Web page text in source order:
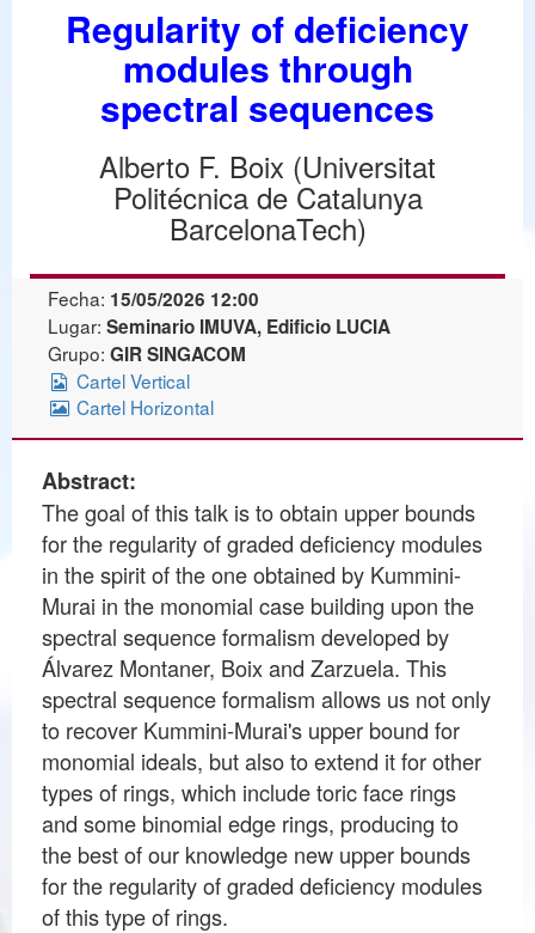
Regularity of deficiency
modules through
spectral sequences
Alberto F. Boix (Universitat
Politécnica de Catalunya
BarcelonaTech)
Fecha: 15/05/2026 12:00
Lugar: Seminario IMUVA, Edificio LUCIA
Grupo: GIR SINGACOM
Cartel Vertical
Cartel Horizontal
Abstract:
The goal of this talk is to obtain upper bounds
for the regularity of graded deficiency modules
in the spirit of the one obtained by Kummini-
Murai in the monomial case building upon the
spectral sequence formalism developed by
Álvarez Montaner, Boix and Zarzuela. This
spectral sequence formalism allows us not only
to recover Kummini-Murai's upper bound for
monomial ideals, but also to extend it for other
types of rings, which include toric face rings
and some binomial edge rings, producing to
the best of our knowledge new upper bounds
for the regularity of graded deficiency modules
of this type of rings.